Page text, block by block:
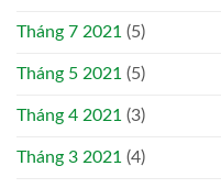
Tháng 7 2021 (5)
Tháng 5 2021 (5)
Tháng 4 2021 (3)
Tháng 3 2021 (4)